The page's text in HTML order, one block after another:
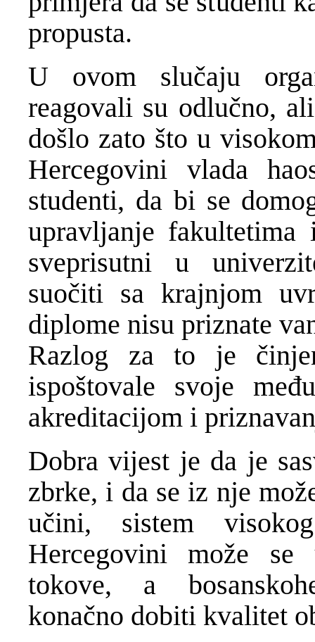
propusta.
U ovom slučaju
reagovali su odlučno,
došlo zato što u
Hercegovini vlada
studenti, da bi se
upravljanje
sveprisutni u
suočiti sa krajnjom
diplome nisu priznate
Razlog za to je
ispoštovale svoje
akreditacijom i
Dobra vijest je da je
zbrke, i da se iz nje
učini, sistem
Hercegovini može
tokove, a
konačno dobiti kvalitet